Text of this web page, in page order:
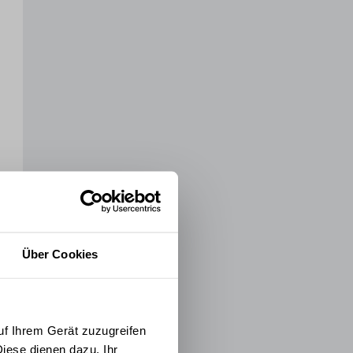
Über Cookies
Ihrem Gerät zuzugreifen
dienen dazu, Ihr